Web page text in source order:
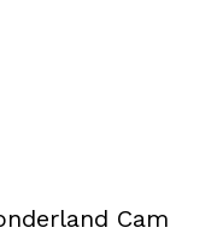
Cam